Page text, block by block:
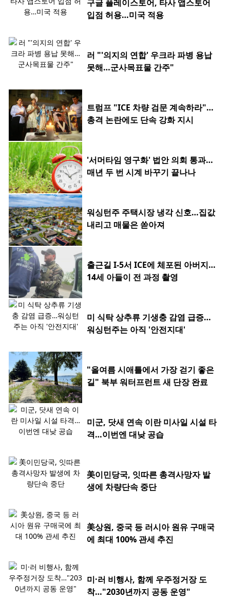
구글 플레이스토어, 타사 앱스토어
입점 허용…미국 적용
러 "'의지의 연합' 우크라 파병 용납
못해…군사목표물 간주"
트럼프 "ICE 차량 검문 계속하라"…
총격 논란에도 단속 강화 지시
'서머타임 영구화' 법안 의회 통과…
매년 두 번 시계 바꾸기 끝나나
워싱턴주 주택시장 냉각 신호…집값
내리고 매물은 쏟아져
출근길 I-5서 ICE에 체포된 아버지…
14세 아들이 전 과정 촬영
미 식탁 상추류 기생충 감염 급증…
워싱턴주는 아직 '안전지대'
"올여름 시애틀에서 가장 걷기 좋은
길" 북부 워터프런트 새 단장 완료
미군, 닷새 연속 이란 미사일 시설 타
격…이번엔 대낮 공습
美이민당국, 잇따른 총격사망자 발
생에 차량단속 중단
美상원, 중국 등 러시아 원유 구매국
에 최대 100% 관세 추진
미·러 비행사, 함께 우주정거장 도
착…"2030년까지 공동 운영"